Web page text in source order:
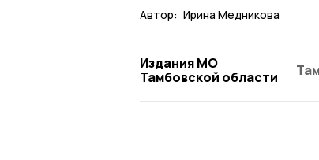
Автор: Ирина Медникова
Издания МО
Тамбовской области